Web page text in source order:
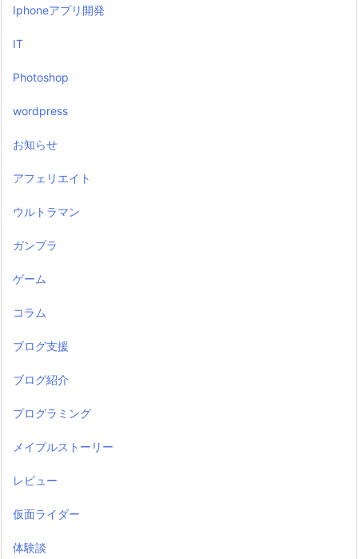
Iphoneアプリ開発
IT
Photoshop
wordpress
お知らせ
アフェリエイト
ウルトラマン
ガンプラ
ゲーム
コラム
ブログ支援
ブログ紹介
プログラミング
メイプルストーリー
レビュー
仮面ライダー
体験談